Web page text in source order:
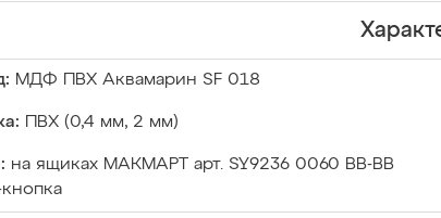
МДФ ПВХ Аквамарин SF 018
ПВХ (0,4 мм, 2 мм)
на ящиках МАКМАРТ арт. SY9236 0060 ВВ-ВВ
кнопка